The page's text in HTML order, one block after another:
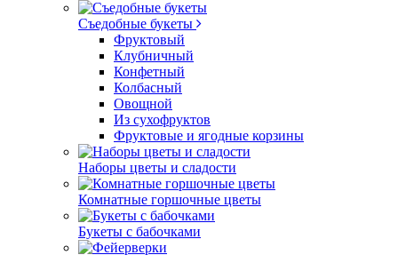
Съедобные букеты
Фруктовый
Клубничный
Конфетный
Колбасный
Овощной
Из сухофруктов
Фруктовые и ягодные корзины
Наборы цветы и сладости
Комнатные горшочные цветы
Букеты с бабочками